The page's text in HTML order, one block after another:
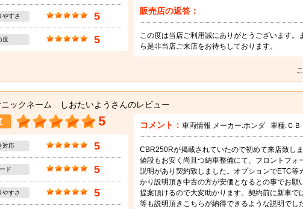
やすさ 5
度 5
販売店の返答：
この度は当店ご利用誠にありがとうございます
ら是非当店ご来店をお待ちしております。
ックネーム しおたいようさんのレビュー
5
対応 5
ド 5
やすさ 5
コメント： 車両情報 メーカー:ホンダ 車種:ＣＢ
CBR250Rが掲載されていたので初めて来店致し
値段もお安く尚且つ納車整備にて、フロントフ
説明があり契約致しました。オプションでETC
かり説明頂き中古の方が安価となるとの事でお
提案頂けるので大変助かります。契約前に新車
等も説明頂きこちらが納得できるような説明で